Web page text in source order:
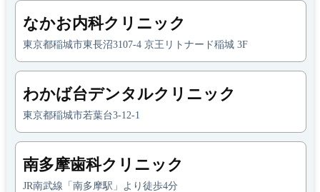
なかお内科クリニック
東京都稲城市東長沼3107-4 京王リトナード稲城 3F
わかば台デンタルクリニック
東京都稲城市若葉台3-12-1
南多摩歯科クリニック
JR南武線「南多摩駅」より徒歩4分